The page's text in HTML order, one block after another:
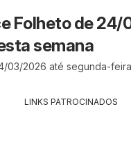
Folheto de
semana
03/2026 até segunda-
LINKS PATROCINADOS